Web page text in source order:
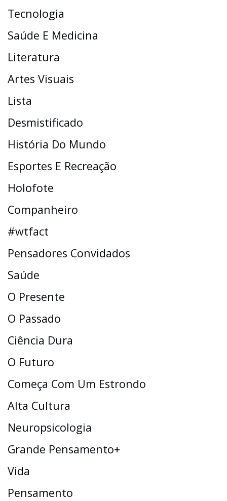
Tecnologia
Saúde E Medicina
Literatura
Artes Visuais
Lista
Desmistificado
História Do Mundo
Esportes E Recreação
Holofote
Companheiro
#wtfact
Pensadores Convidados
Saúde
O Presente
O Passado
Ciência Dura
O Futuro
Começa Com Um Estrondo
Alta Cultura
Neuropsicologia
Grande Pensamento+
Vida
Pensamento